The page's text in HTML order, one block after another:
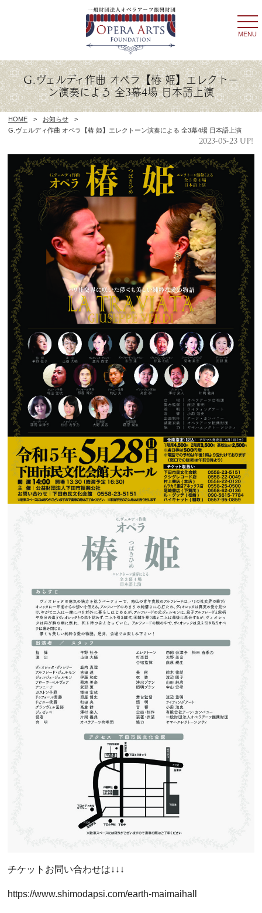
MENU
HOME > お知らせ
>
G.ヴェルディ作曲 オペラ【椿 姫】エレクトーン演奏による 全3幕4場 日本語上演
G.ヴェルディ作曲 オペラ【椿 姫】エレクトー
ン演奏による 全3幕4場 日本語上演
2023-05-23 UP!
チケットお問い合わせは↓↓↓
https://www.shimodapsi.com/earth-maimaihall